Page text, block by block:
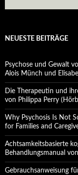
NEUESTE BEITRÄGE
Psychose und Gewalt
Alois Münch und
Die Therapeutin und
von Philippa Perry
Why Psychosis Is Not
for Families and
Achtsamkeitsbasierte
Behandlungsmanual
Gebrauchsanweisung